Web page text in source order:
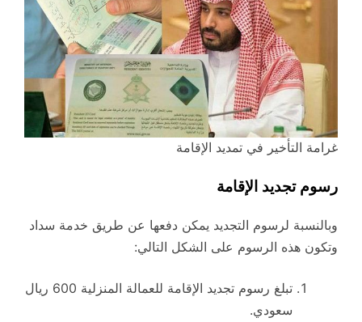
غرامة التأخير في تمديد الإقامة
رسوم تجديد الإقامة
وبالنسبة لرسوم التجديد يمكن دفعها عن طريق خدمة سداد
وتكون هذه الرسوم على الشكل التالي:
تبلغ رسوم تجديد الإقامة للعمالة المنزلية 600 ريال
سعودي.